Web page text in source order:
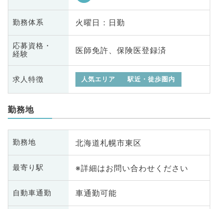
勤務体系 火曜日 : 日勤
応募資格・
経験
医師免許、保険医登録済
求人特徴 人気エリア 駅近・徒歩圏内
勤務地
勤務地 北海道札幌市東区
最寄り駅 ※詳細はお問い合わせください
自動車通勤 車通勤可能